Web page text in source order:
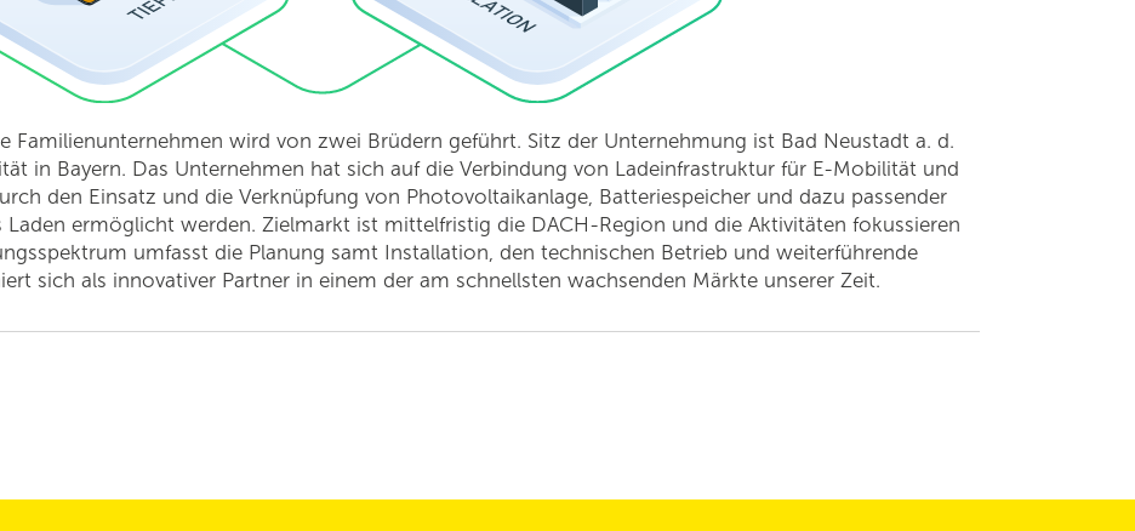
Familienunternehmen wird von zwei Brüdern geführt. Sitz der Unternehmung ist Bad Neustadt a. d.
in Bayern. Das Unternehmen hat sich auf die Verbindung von Ladeinfrastruktur für E-Mobilität und
den Einsatz und die Verknüpfung von Photovoltaikanlage, Batteriespeicher und dazu passender
ermöglicht werden. Zielmarkt ist mittelfristig die DACH-Region und die Aktivitäten fokussieren
umfasst die Planung samt Installation, den technischen Betrieb und weiterführende
sich als innovativer Partner in einem der am schnellsten wachsenden Märkte unserer Zeit.